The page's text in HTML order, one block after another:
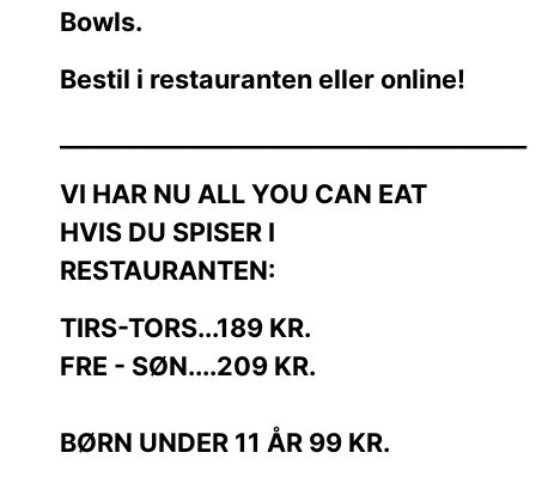
Bowls.
Bestil i restauranten eller online!
VI HAR NU ALL YOU CAN EAT
HVIS DU SPISER I
RESTAURANTEN:
TIRS-TORS...189 KR.
FRE - SØN....209 KR.
BØRN UNDER 11 ÅR 99 KR.